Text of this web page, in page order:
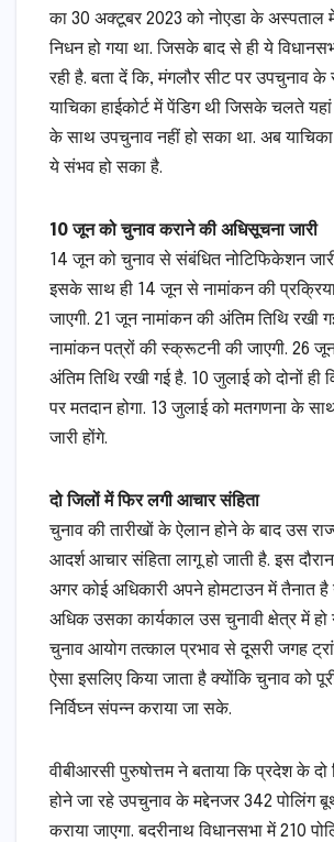
का 30 अक्टूबर 2023 को नोएडा के अस्पताल
निधन हो गया था. जिसके बाद से ही ये
रही है. बता दें कि, मंगलौर सीट पर उपचुनाव
याचिका हाईकोर्ट में पेंडिग थी जिसके चलते
के साथ उपचुनाव नहीं हो सका था. अब
ये संभव हो सका है.
10 जून को चुनाव कराने की अधिसूचना जारी
14 जून को चुनाव से संबंधित नोटिफिकेशन जारी
इसके साथ ही 14 जून से नामांकन की
जाएगी. 21 जून नामांकन की अंतिम तिथि रखी
नामांकन पत्रों की स्क्रूटनी की जाएगी. 26
अंतिम तिथि रखी गई है. 10 जुलाई को दोनों ही
पर मतदान होगा. 13 जुलाई को मतगणना के
जारी होंगे.
दो जिलों में फिर लगी आचार संहिता
चुनाव की तारीखों के ऐलान होने के बाद उस
आदर्श आचार संहिता लागू हो जाती है. इस
अगर कोई अधिकारी अपने होमटाउन में तैनात
अधिक उसका कार्यकाल उस चुनावी क्षेत्र में हो
चुनाव आयोग तत्काल प्रभाव से दूसरी जगह
ऐसा इसलिए किया जाता है क्योंकि चुनाव को
निर्विघ्न संपन्न कराया जा सके.
वीबीआरसी पुरुषोत्तम ने बताया कि प्रदेश के
होने जा रहे उपचुनाव के मद्देनजर 342 पोलिंग
कराया जाएगा. बदरीनाथ विधानसभा में 210